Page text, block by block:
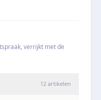
verrijkt met de
12 artikelen